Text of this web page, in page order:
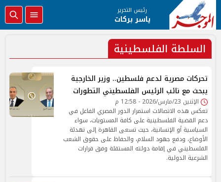
رئيس التحرير
ياسر بركات
السلطة الفلسطينية
تحركات مصرية لدعم فلسطين.. وزير الخارجية
يبحث مع نائب الرئيس الفلسطيني التطورات
الإثنين 23/مارس/2026 - 12:58 م
تعكس هذه الاتصالات استمرار الدور المصري الفاعل في
دعم القضية الفلسطينية على كافة المستويات، سواء
السياسية أو الإنسانية، حيث تسعى القاهرة إلى تهدئة
الأوضاع، ودفع جهود السلام، والحفاظ على حقوق الشعب
الفلسطيني في إقامة دولته المستقلة وفق قرارات
الشرعية الدولية.